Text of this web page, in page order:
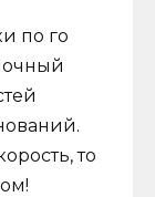
по го
то